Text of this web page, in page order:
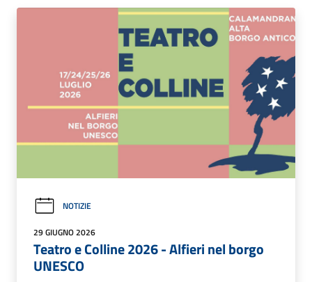
NOTIZIE
29 GIUGNO 2026
Teatro e Colline 2026 - Alfieri nel borgo
UNESCO